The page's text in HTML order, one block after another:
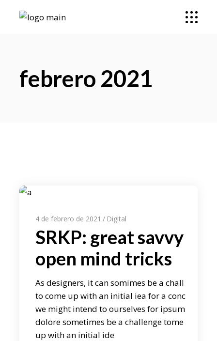
febrero 2021
4 de febrero de 2021 Digital
SRKP: great savvy
open mind tricks
As designers, it can somimes be a chall
to come up with an initial iea for a conc
we might intend to ourselves for ipsum
dolore sometimes be a challenge tome
up with an initial ide